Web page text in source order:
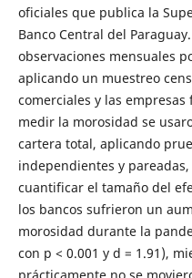
oficiales que publica la
Banco Central del
observaciones mensuales
aplicando un muestreo
comerciales y las
medir la morosidad se
cartera total, aplicando
independientes y
cuantificar el tamaño del
los bancos sufrieron un
morosidad durante la
con p < 0.001 y d = 1.91),
prácticamente no se